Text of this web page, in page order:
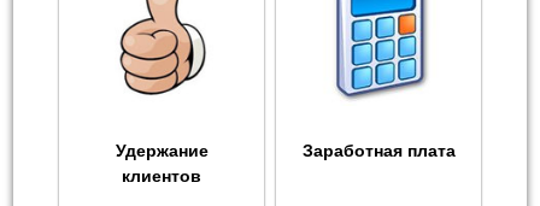
Удержание
клиентов
Заработная плата